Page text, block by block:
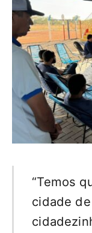
“Temos
cidade